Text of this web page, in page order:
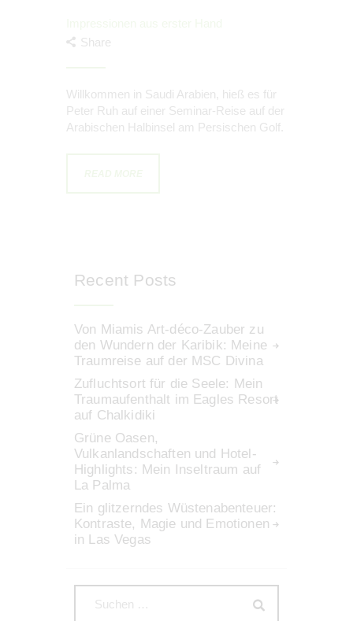
Share
Willkommen in Saudi Arabien, hieß es für
Peter Ruh auf einer Seminar-Reise auf der
Arabischen Halbinsel am Persischen Golf.
Recent Posts
Von Miamis Art-déco-Zauber zu
den Wundern der Karibik: Meine
Traumreise auf der MSC Divina
Zufluchtsort für die Seele: Mein
Traumaufenthalt im Eagles Resort
auf Chalkidiki
Grüne Oasen,
Vulkanlandschaften und Hotel-
Highlights: Mein Inseltraum auf
La Palma
Ein glitzerndes Wüstenabenteuer:
Kontraste, Magie und Emotionen
in Las Vegas